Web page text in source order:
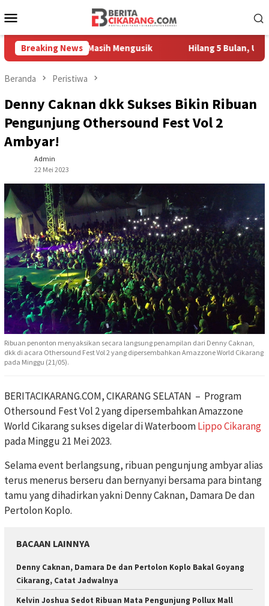
ke
Mobile
Breaking News
Masih Mengusik Hilang 5 Bulan, Ustadz Ujang
Beranda Peristiwa
Denny Caknan dkk Sukses Bikin Ribuan
Pengunjung Othersound Fest Vol 2
Ambyar!
Admin
22 Mei 2023
Ribuan penonton menyaksikan secara langsung penampilan dari Denny Caknan,
dkk di acara Othersound Fest Vol 2 yang dipersembahkan Amazzone World Cikarang
pada Minggu (21/05).
BERITACIKARANG.COM, CIKARANG SELATAN – Program
Othersound Fest Vol 2 yang dipersembahkan Amazzone
World Cikarang sukses digelar di WaterboomLippo Cikarang
pada Minggu 21 Mei 2023.
Selama event berlangsung, ribuan pengunjung ambyar alias
terus menerus berseru dan bernyanyi bersama para bintang
tamu yang dihadirkan yakni Denny Caknan, Damara De dan
Pertolon Koplo.
BACAAN LAINNYA
Denny Caknan, Damara De dan Pertolon Koplo Bakal Goyang
Cikarang, Catat Jadwalnya
Kelvin Joshua Sedot Ribuan Mata Pengunjung Pollux Mall